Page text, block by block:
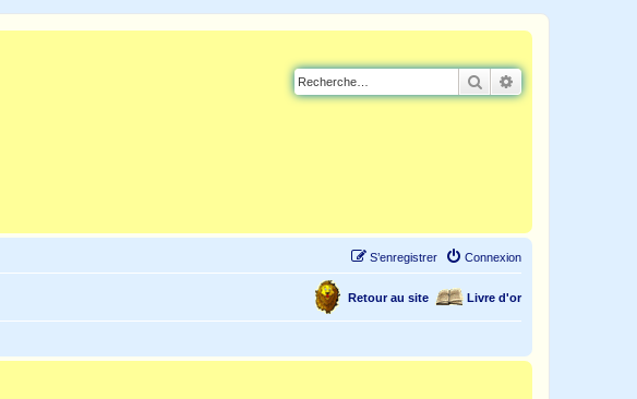
Rechercher
Connexion
S’enregistrer
Livre d'or
Retour au site